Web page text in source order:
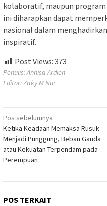
kolaboratif, maupun program
ini diharapkan dapat
nasional dalam
inspiratif.
Post Views: 373
Penulis: Annisa Ardien
Editor: Zaky M Nur
Navigasi
pos
Pos sebelumnya
Ketika Keadaan Memaksa Rusuk
Menjadi Punggung, Beban Ganda
atau Kekuatan Terpendam pada
Perempuan
POS TERKAIT